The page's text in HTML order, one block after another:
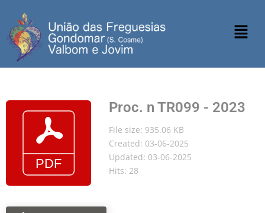
Proc. n TR099 - 2023
File size: 935.06 KB
Created: 03-06-2025
Updated: 03-06-2025
Hits: 28